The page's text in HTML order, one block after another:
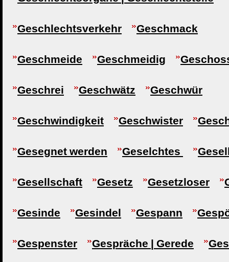
Geschlechtsverkehr Geschmack
Geschmeide Geschmeidig
Geschrei Geschwätz Geschwür
Geschwindigkeit Geschwister
Gesegnet werden Geselchtes
Gesellschaft Gesetz Gesetzloser
Gesinde Gesindel Gespann
Gespenster Gespräche | Gerede